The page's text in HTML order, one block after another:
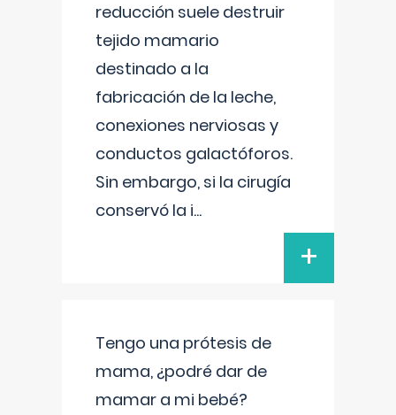
reducción suele destruir
tejido mamario
destinado a la
fabricación de la leche,
conexiones nerviosas y
conductos galactóforos.
Sin embargo, si la cirugía
conservó la i...
+
Tengo una prótesis de
mama, ¿podré dar de
mamar a mi bebé?